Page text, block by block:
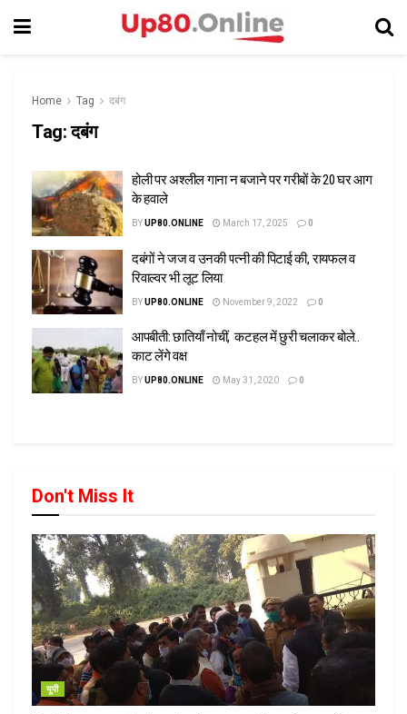
Home Tag दबंग
Tag:दबंग
होली पर अश्लील गाना न बजाने पर गरीबों के 20 घर आग
के हवाले
BYUP80.ONLINE March 17, 2025 0
दबंगों ने जज व उनकी पत्नी की पिटाई की, रायफल व
रिवाल्वर भी लूट लिया
BYUP80.ONLINE November 9, 2022 0
आपबीती: छातियाँ नोचीं, कटहल में छुरी चलाकर बोले..
काट लेंगे वक्ष
BYUP80.ONLINE May 31, 2020 0
Don't Miss It
यूपी